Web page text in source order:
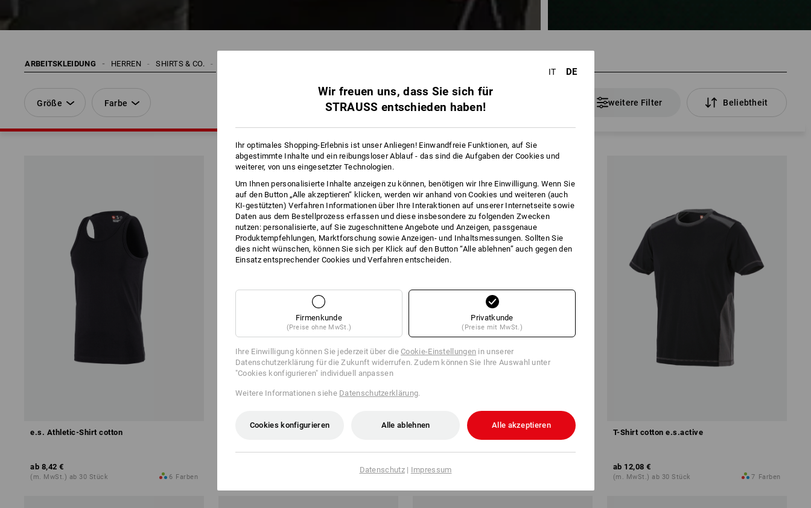
ARBEITSKLEIDUNG SHIRTS & CO.
HERREN
Größe Farbe weitere Filter Beliebtheit
e.s. Athletic-Shirt cotton
ab 8,42 €
(m. MwSt.) ab 30 Stück 6 Farben
Athletik-Shirt seamless e.s.trail
ab 21,84 €
(m. MwSt.) ab 10 Stück
T-Shirt cotton e.s.active
ab 12,08 €
(m. MwSt.) ab 30 Stück 7 Farben
IT DE
Wir freuen uns, dass Sie sich für
STRAUSS entschieden haben!
Ihr optimales Shopping-Erlebnis ist unser Anliegen! Einwandfreie Funktionen, auf Sie
abgestimmte Inhalte und ein reibungsloser Ablauf - das sind die Aufgaben der Cookies und
weiterer, von uns eingesetzter Technologien.
Um Ihnen personalisierte Inhalte anzeigen zu können, benötigen wir Ihre Einwilligung. Wenn Sie
auf den Button „Alle akzeptieren“ klicken, werden wir anhand von Cookies und weiteren (auch
KI-gestützten) Verfahren Informationen über Ihre Interaktionen auf unserer Internetseite sowie
Daten aus dem Bestellprozess erfassen und diese insbesondere zu folgenden Zwecken
nutzen: personalisierte, auf Sie zugeschnittene Angebote und Anzeigen, passgenaue
Produktempfehlungen, Marktforschung sowie Anzeigen- und Inhaltsmessungen. Sollten Sie
dies nicht wünschen, können Sie sich per Klick auf den Button “Alle ablehnen” auch gegen den
Einsatz entsprechender Cookies und Verfahren entscheiden.
Firmenkunde
(Preise ohne MwSt.)
Privatkunde
(Preise mit MwSt.)
Ihre Einwilligung können Sie jederzeit über dieCookie-Einstellungen in unserer
Datenschutzerklärung für die Zukunft widerrufen. Zudem können Sie Ihre Auswahl unter
"Cookies konfigurieren" individuell anpassen
Weitere Informationen siehe Datenschutzerklärung.
Cookies konfigurieren Alle ablehnen Alle akzeptieren
Datenschutz| Impressum